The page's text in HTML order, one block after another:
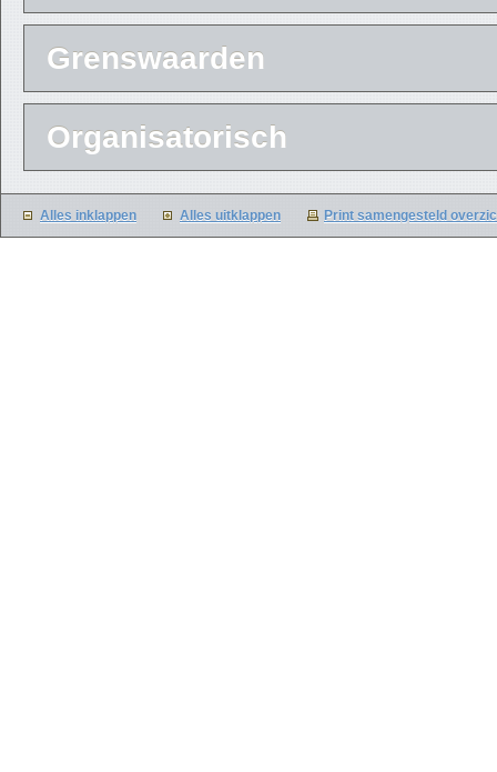
Grenswaarden
Organisatorisch
Alles inklappen Alles uitklappen Print samengesteld